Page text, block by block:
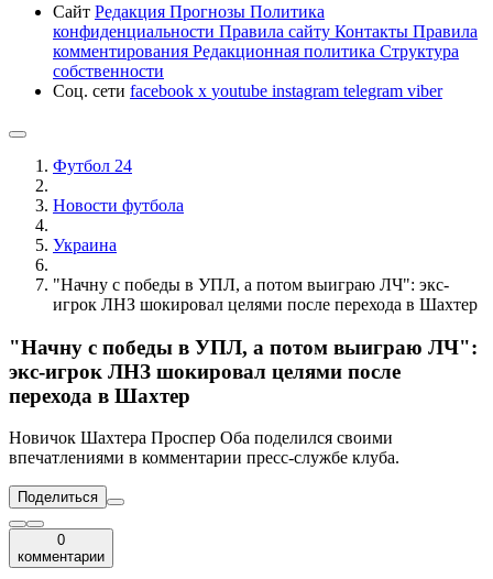
Сайт Редакция Прогнозы Политика
конфиденциальности Правила сайту Контакты Правила
комментирования Редакционная политика Структура
собственности
Соц. сети facebook x youtube instagram telegram viber
Футбол 24
Новости футбола
Украина
"Начну с победы в УПЛ, а потом выиграю ЛЧ": экс-
игрок ЛНЗ шокировал целями после перехода в Шахтер
"Начну с победы в УПЛ, а потом выиграю ЛЧ":
экс-игрок ЛНЗ шокировал целями после
перехода в Шахтер
Новичок Шахтера Проспер Оба поделился своими
впечатлениями в комментарии пресс-службе клуба.
Поделиться
0
комментарии